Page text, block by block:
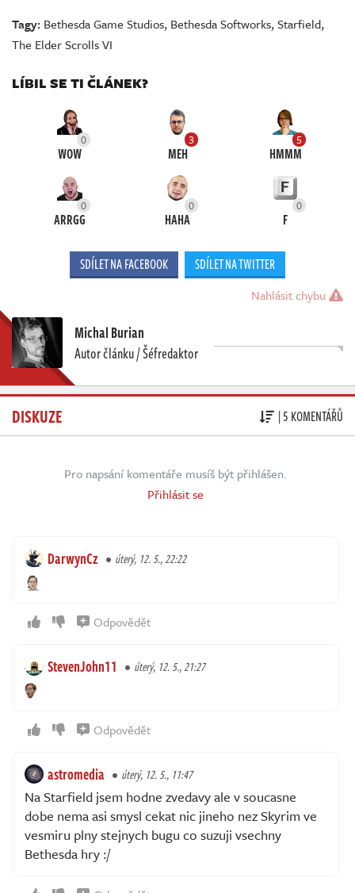
Tagy: Bethesda Game Studios, Bethesda Softworks,Starfield,
The Elder Scrolls VI
LÍBIL SE TI ČLÁNEK?
0
WOW
3
MEH
5
HMMM
0
ARRGG
0
HAHA
0
F
SDÍLET NA FACEBOOK SDÍLET NA TWITTER
Nahlásit chybu
Michal Burian
Autor článku / Šéfredaktor
DISKUZE | 5 KOMENTÁŘŮ
Pro napsání komentáře musíš být přihlášen.
Přihlásit se
DarwynCz úterý, 12. 5., 22:22
Odpovědět
StevenJohn11 úterý, 12. 5., 21:27
Odpovědět
astromedia úterý, 12. 5., 11:47
Na Starfield jsem hodne zvedavy ale v soucasne
dobe nema asi smysl cekat nic jineho nez Skyrim ve
vesmiru plny stejnych bugu co suzuji vsechny
Bethesda hry :/